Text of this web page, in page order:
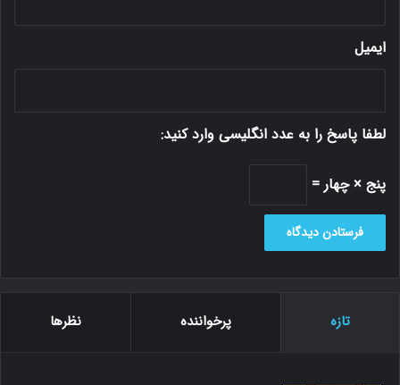
ایمیل
لطفا پاسخ را به عدد انگلیسی وارد کنید:
پنج × چهار =
تازه پرخواننده نظرها